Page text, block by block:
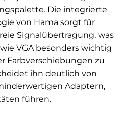
Die integrierte
von Hama sorgt für
Signalübertragung, was
VGA besonders wichtig
Farbverschiebungen zu
ihn deutlich von
Adaptern,
führen.